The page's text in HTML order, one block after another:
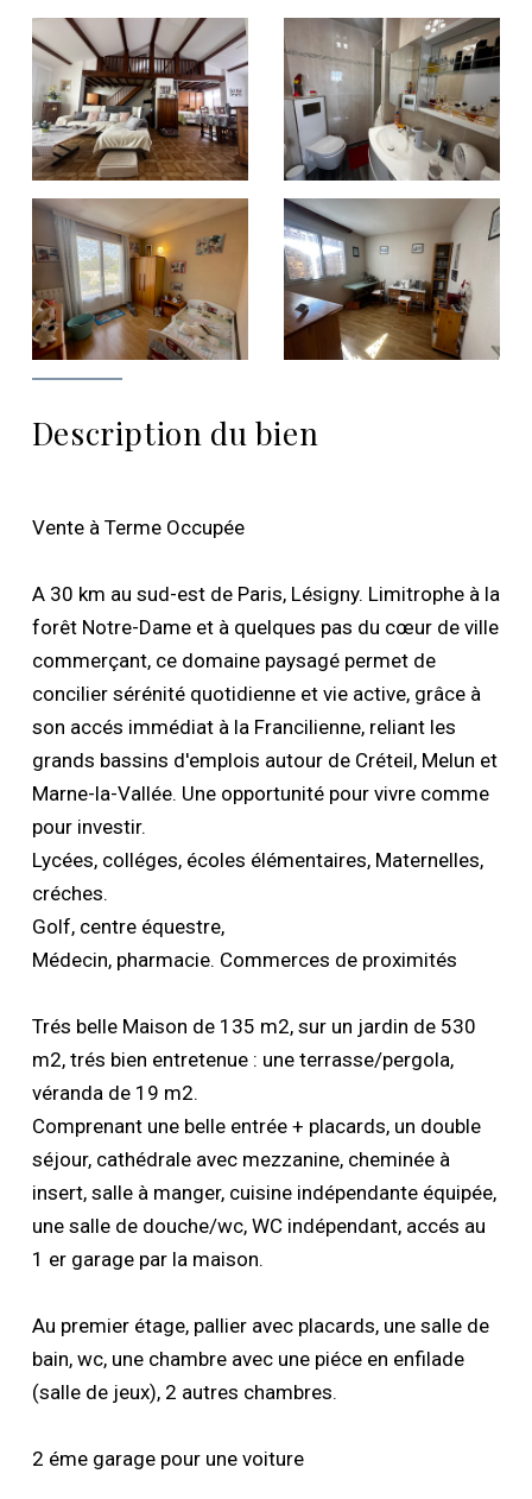
Description du bien
Vente à Terme Occupée
A 30 km au sud-est de Paris, Lésigny. Limitrophe à la
forêt Notre-Dame et à quelques pas du cœur de ville
commerçant, ce domaine paysagé permet de
concilier sérénité quotidienne et vie active, grâce à
son accés immédiat à la Francilienne, reliant les
grands bassins d'emplois autour de Créteil, Melun et
Marne-la-Vallée. Une opportunité pour vivre comme
pour investir.
Lycées, colléges, écoles élémentaires, Maternelles,
créches.
Golf, centre équestre,
Médecin, pharmacie. Commerces de proximités
Trés belle Maison de 135 m2, sur un jardin de 530
m2, trés bien entretenue : une terrasse/pergola,
véranda de 19 m2.
Comprenant une belle entrée + placards, un double
séjour, cathédrale avec mezzanine, cheminée à
insert, salle à manger, cuisine indépendante équipée,
une salle de douche/wc, WC indépendant, accés au
1 er garage par la maison.
Au premier étage, pallier avec placards, une salle de
bain, wc, une chambre avec une piéce en enfilade
(salle de jeux), 2 autres chambres.
2 éme garage pour une voiture